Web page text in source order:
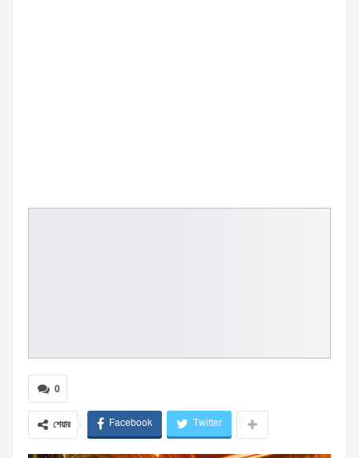
0
শেয়ার Facebook Twitter